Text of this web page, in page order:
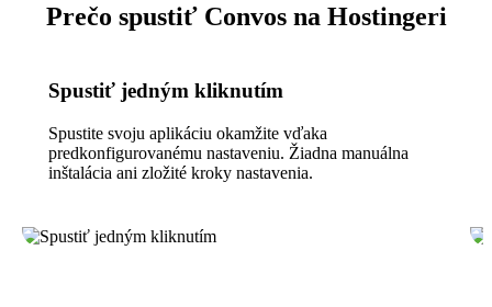
Prečo spustiť Convos na Hostingeri
Spustiť jedným kliknutím
Spustite svoju aplikáciu okamžite vďaka
predkonfigurovanému nastaveniu. Žiadna manuálna
inštalácia ani zložité kroky nastavenia.